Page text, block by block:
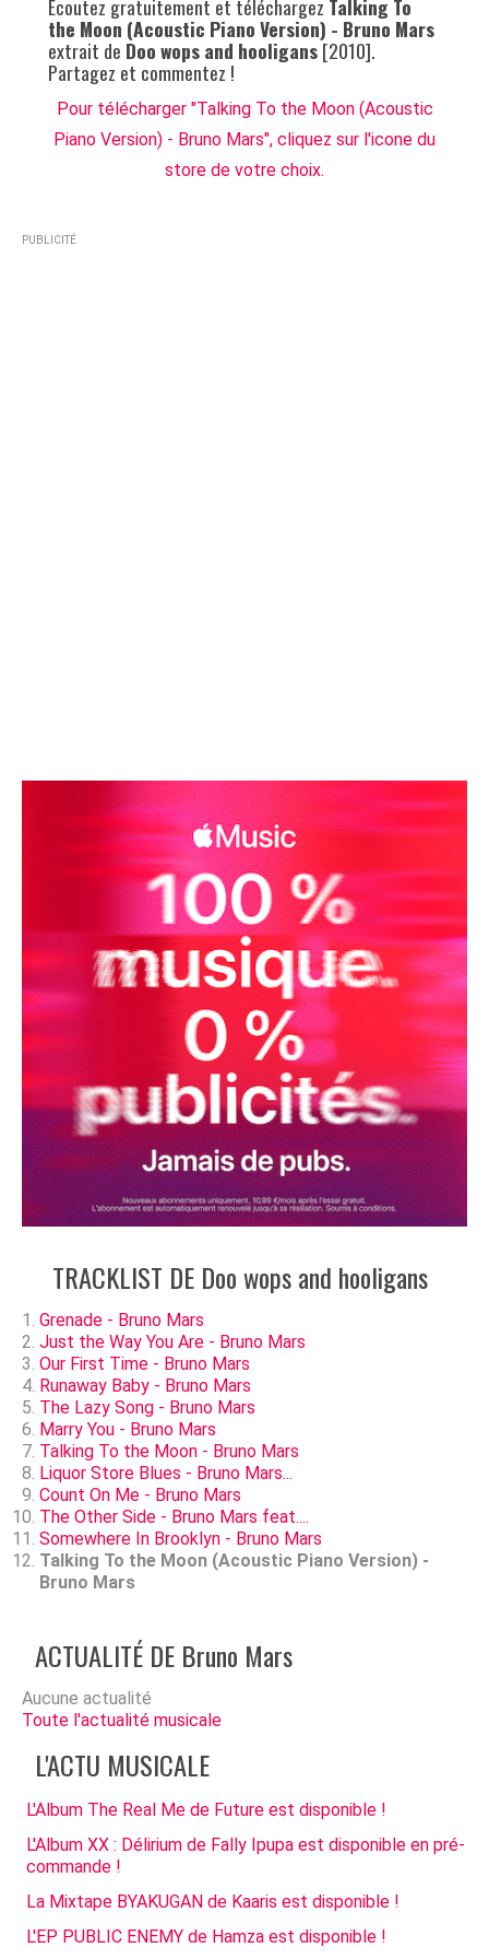
Ecoutez gratuitement et téléchargez Talking To
the Moon (Acoustic Piano Version) - Bruno Mars
extrait de Doo wops and hooligans[2010].
Partagez et commentez !
Pour télécharger "Talking To the Moon (Acoustic
Piano Version) - Bruno Mars", cliquez sur l'icone du
store de votre choix.
PUBLICITÉ
TRACKLIST DE Doo wops and hooligans
Grenade - Bruno Mars
Just the Way You Are - Bruno Mars
Our First Time - Bruno Mars
Runaway Baby - Bruno Mars
The Lazy Song - Bruno Mars
Marry You - Bruno Mars
Talking To the Moon - Bruno Mars
Liquor Store Blues - Bruno Mars...
Count On Me - Bruno Mars
The Other Side - Bruno Mars feat....
Somewhere In Brooklyn - Bruno Mars
Talking To the Moon (Acoustic Piano Version) -
Bruno Mars
ACTUALITÉ DE Bruno Mars
Aucune actualité
Toute l'actualité musicale
L'ACTU MUSICALE
L'Album The Real Me de Future est disponible !
L'Album XX : Délirium de Fally Ipupa est disponible en pré-
commande !
La Mixtape BYAKUGAN de Kaaris est disponible !
L'EP PUBLIC ENEMY de Hamza est disponible !